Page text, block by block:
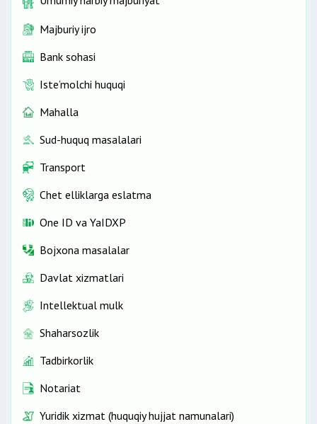
Majburiy ijro
Bank sohasi
Iste’molchi huquqi
Mahalla
Sud-huquq masalalari
Transport
Chet elliklarga eslatma
One ID vа YaIDXP
Bojxona masalalar
Davlat xizmatlari
Intellektual mulk
Shaharsozlik
Tadbirkorlik
Notariat
Yuridik xizmat (huquqiy hujjat namunalari)